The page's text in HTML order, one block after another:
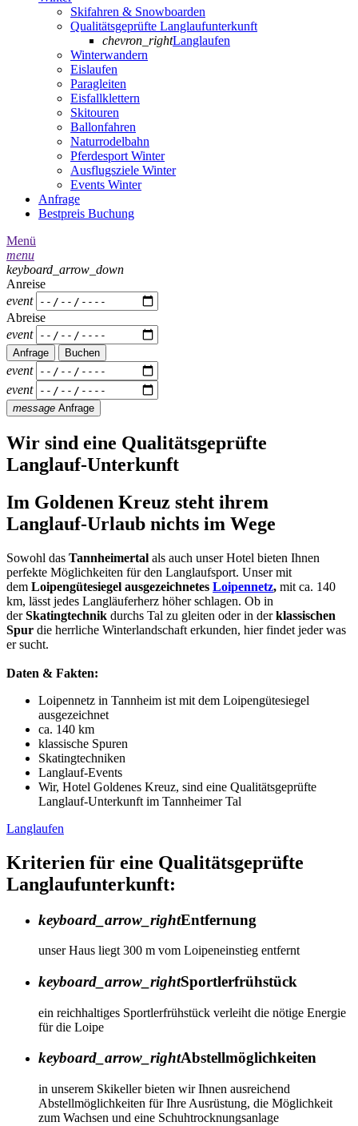
Skifahren & Snowboarden
Qualitätsgeprüfte Langlaufunterkunft
chevron_rightLanglaufen
Winterwandern
Eislaufen
Paragleiten
Eisfallklettern
Skitouren
Ballonfahren
Naturrodelbahn
Pferdesport Winter
Ausflugsziele Winter
Events Winter
Anfrage
Bestpreis Buchung
Menü
menu
keyboard_arrow_down
Anreise
event
Abreise
event
Anfrage Buchen
event
event
message Anfrage
Wir sind eine Qualitätsgeprüfte
Langlauf-Unterkunft
Im Goldenen Kreuz steht ihrem
Langlauf-Urlaub nichts im Wege
Sowohl das Tannheimertal als auch unser Hotel bieten Ihnen
perfekte Möglichkeiten für den Langlaufsport. Unser mit
dem Loipengütesiegel ausgezeichnetes Loipennetz, mit ca. 140
km, lässt jedes Langläuferherz höher schlagen. Ob in
derSkatingtechnik durchs Tal zu gleiten oder in derklassischen
Spur die herrliche Winterlandschaft erkunden, hier findet jeder was
er sucht.
Daten & Fakten:
Loipennetz in Tannheim ist mit dem Loipengütesiegel
ausgezeichnet
ca. 140 km
klassische Spuren
Skatingtechniken
Langlauf-Events
Wir, Hotel Goldenes Kreuz, sind eine Qualitätsgeprüfte
Langlauf-Unterkunft im Tannheimer Tal
Langlaufen
Kriterien für eine Qualitätsgeprüfte
Langlaufunterkunft:
keyboard_arrow_rightEntfernung
unser Haus liegt 300 m vom Loipeneinstieg entfernt
keyboard_arrow_rightSportlerfrühstück
ein reichhaltiges Sportlerfrühstück verleiht die nötige Energie
für die Loipe
keyboard_arrow_rightAbstellmöglichkeiten
in unserem Skikeller bieten wir Ihnen ausreichend
Abstellmöglichkeiten für Ihre Ausrüstung, die Möglichkeit
zum Wachsen und eine Schuhtrocknungsanlage